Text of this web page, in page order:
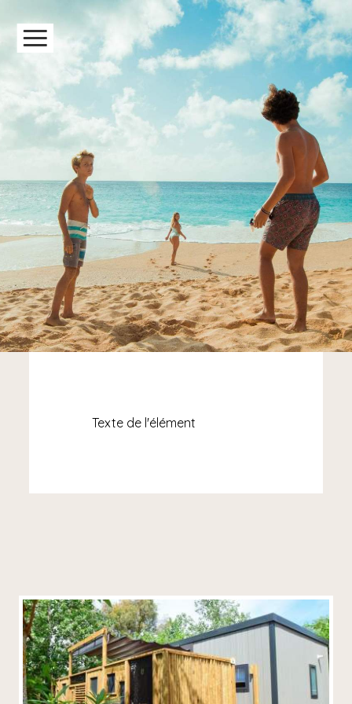
Texte de l'élément